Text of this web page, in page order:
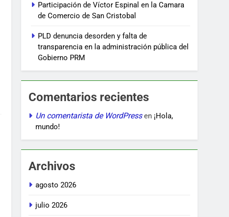
Participación de Víctor Espinal en la Camara
de Comercio de San Cristobal
PLD denuncia desorden y falta de
transparencia en la administración pública del
Gobierno PRM
Comentarios recientes
Un comentarista de WordPressen ¡Hola,
mundo!
Archivos
agosto 2026
julio 2026